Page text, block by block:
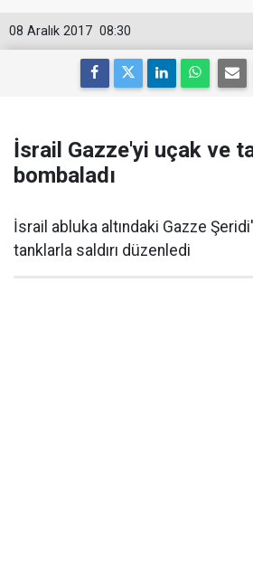
08:30
08 Aralık 2017
İsrail Gazze'yi uçak ve
bombaladı
İsrail abluka altındaki Gazze
tanklarla saldırı düzenledi